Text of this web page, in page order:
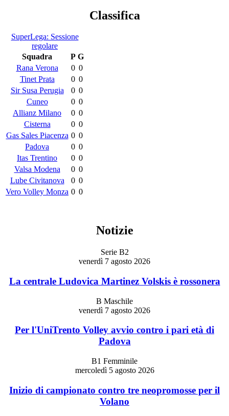
Classifica
SuperLega: Sessione
regolare
Squadra
P G
Rana Verona
0 0
Tinet Prata
0 0
Sir Susa Perugia
0 0
Cuneo
0 0
Allianz Milano
0 0
Cisterna
0 0
Gas Sales Piacenza 0 0
Padova
0 0
Itas Trentino
0 0
Valsa Modena
0 0
Lube Civitanova
0 0
Vero Volley Monza 0 0
Notizie
Serie B2
venerdì 7 agosto 2026
La centrale Ludovica Martinez Volskis è rossonera
B Maschile
venerdì 7 agosto 2026
Per l'UniTrento Volley avvio contro i pari età di
Padova
B1 Femminile
mercoledì 5 agosto 2026
Inizio di campionato contro tre neopromosse per il
Volano